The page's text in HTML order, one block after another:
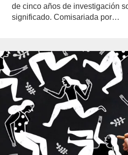
de cinco años de investigación
significado. Comisariada por…